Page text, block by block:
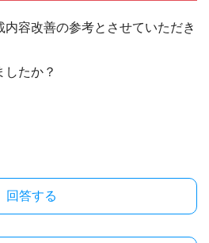
容改善の参考とさせていただき
したか？